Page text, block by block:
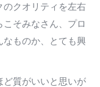
のクオリティを左右
そみなさん、プロ
なものか、とても興
ど質がいいと思いが